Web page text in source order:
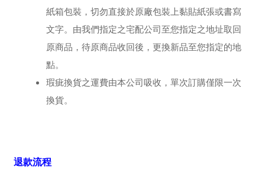
紙箱包裝，切勿直接於原廠包裝上黏貼紙張或書寫
文字。由我們指定之宅配公司至您指定之地址取回
原商品，待原商品收回後，更換新品至您指定的地
點。
瑕疵換貨之運費由本公司吸收，單次訂購僅限一次
換貨。
退款流程